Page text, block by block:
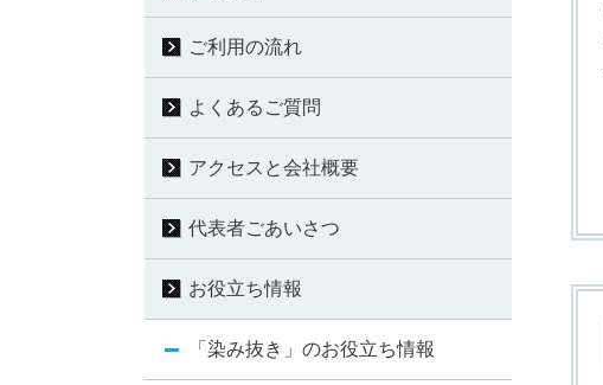
ご利用の流れ
よくあるご質問
アクセスと会社概要
代表者ごあいさつ
お役立ち情報
「染み抜き」のお役立ち情報